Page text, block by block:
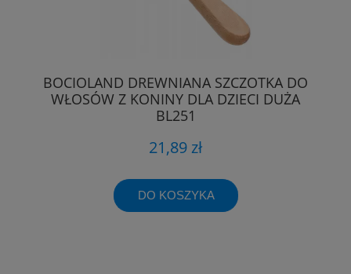
BOCIOLAND DREWNIANA SZCZOTKA DO
WŁOSÓW Z KONINY DLA DZIECI DUŻA
BL251
21,89 zł
DO KOSZYKA